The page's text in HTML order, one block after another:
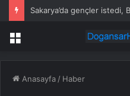
Sakarya’da gençler istedi,
Menü
Anasayfa / Haber